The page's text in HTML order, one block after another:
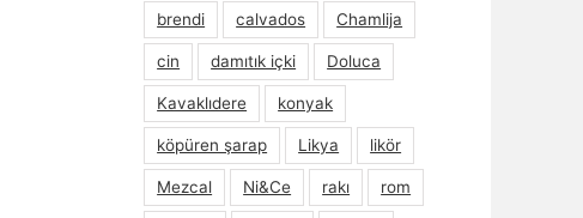
brendi calvados Chamlija
cin damıtık içki Doluca
Kavaklıdere konyak
köpüren şarap Likya likör
Mezcal Ni&Ce rakı rom